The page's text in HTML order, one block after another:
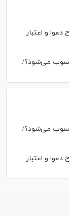
و اعتبار
می‌شود؟/
می‌شود؟/
و اعتبار